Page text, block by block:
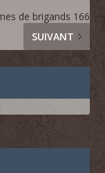
de brigands 166
SUIVANT